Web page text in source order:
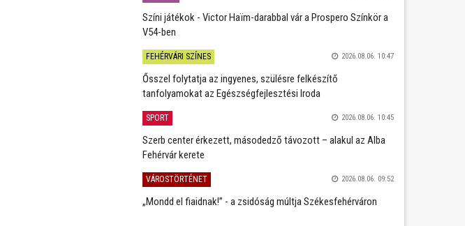
Színi játékok - Victor Haïm-darabbal vár a Prospero Színkör a
V54-ben
FEHÉRVÁRI SZÍNES 2026.08.06. 10:47
Ősszel folytatja az ingyenes, szülésre felkészítő
tanfolyamokat az Egészségfejlesztési Iroda
SPORT 2026.08.06. 10:45
Szerb center érkezett, másodedző távozott – alakul az Alba
Fehérvár kerete
VÁROSTÖRTÉNET 2026.08.06. 09:52
„Mondd el fiaidnak!” - a zsidóság múltja Székesfehérváron